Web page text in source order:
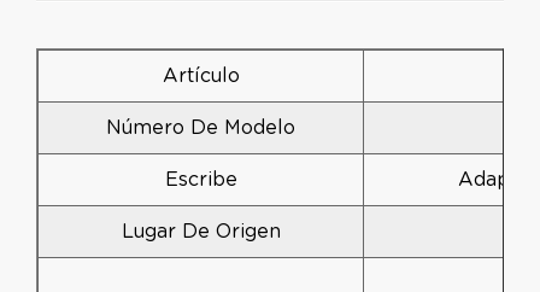
Artículo
Número De Modelo
Escribe
Lugar De Origen